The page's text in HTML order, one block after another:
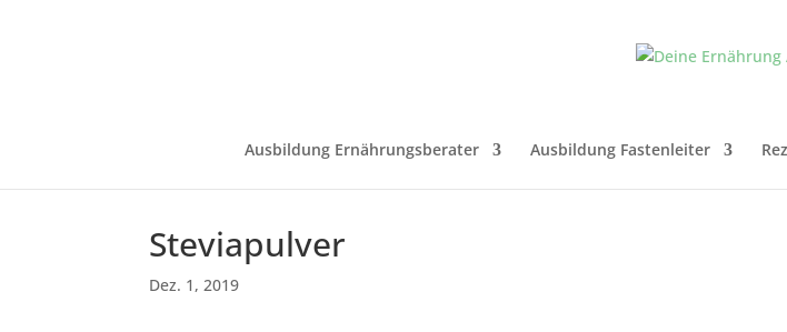
Ausbildung Ernährungsberater Ausbildung Fastenleiter
Steviapulver
Dez. 1, 2019